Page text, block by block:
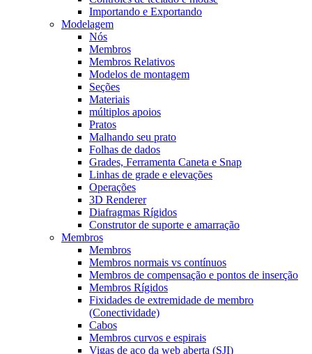
Importando e Exportando
Modelagem
Nós
Membros
Membros Relativos
Modelos de montagem
Seções
Materiais
múltiplos apoios
Pratos
Malhando seu prato
Folhas de dados
Grades, Ferramenta Caneta e Snap
Linhas de grade e elevações
Operações
3D Renderer
Diafragmas Rígidos
Construtor de suporte e amarração
Membros
Membros
Membros normais vs contínuos
Membros de compensação e pontos de inserção
Membros Rígidos
Fixidades de extremidade de membro
(Conectividade)
Cabos
Membros curvos e espirais
Vigas de aço da web aberta (SJI)